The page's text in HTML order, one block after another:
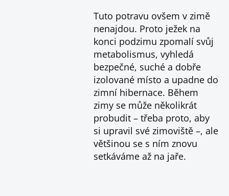
Tuto potravu ovšem v zimě
nenajdou. Proto ježek na
konci podzimu zpomalí svůj
metabolismus, vyhledá
bezpečné, suché a dobře
izolované místo a upadne do
zimní hibernace. Během
zimy se může několikrát
probudit – třeba proto, aby
si upravil své zimoviště –, ale
většinou se s ním znovu
setkáváme až na jaře.